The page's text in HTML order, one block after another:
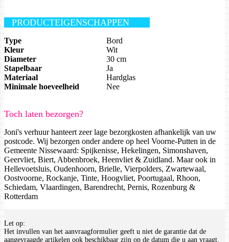
PRODUCTEIGENSCHAPPEN
Type
Bord
Kleur
Wit
Diameter
30 cm
Stapelbaar
Ja
Materiaal
Hardglas
Minimale hoeveelheid
Nee
Toch laten bezorgen?
Joni's verhuur hanteert zeer lage bezorgkosten afhankelijk van uw
postcode. Wij bezorgen onder andere op heel Voorne-Putten in de
Gemeente Nissewaard: Spijkenisse, Hekelingen, Simonshaven,
Geervliet, Biert, Abbenbroek, Heenvliet & Zuidland. Maar ook in
Hellevoetsluis, Oudenhoorn, Brielle, Vierpolders, Zwartewaal,
Oostvoorne, Rockanje, Tinte, Hoogvliet, Poortugaal, Rhoon,
Schiedam, Vlaardingen, Barendrecht, Pernis, Rozenburg &
Rotterdam
Let op:
Het invullen van het aanvraagformulier geeft u niet de garantie dat de
aangevraagde artikelen ook beschikbaar zijn op de datum die u aan vraagt.